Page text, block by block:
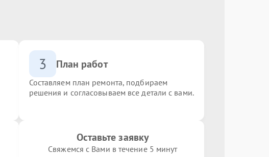
3 План работ
Составляем план ремонта, подбираем
решения и согласовываем все детали с вами.
Оставьте заявку
Свяжемся с Вами в течение 5 минут